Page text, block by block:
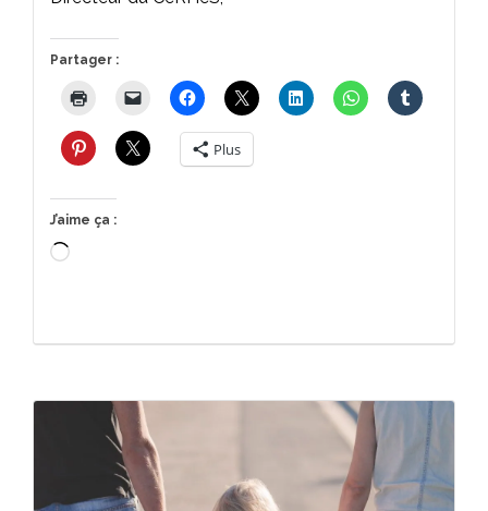
Partager :
Plus
J’aime ça :
Chargement…